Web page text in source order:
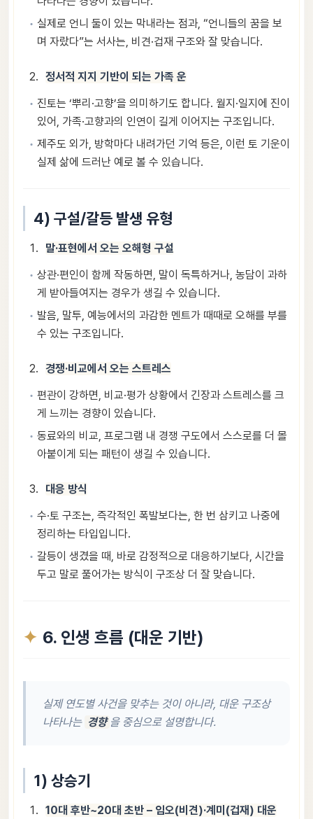
실제로 언니 둘이 있는 막내라는 점과, “언니들의 꿈을 보
며 자랐다”는 서사는, 비견·겁재 구조와 잘 맞습니다.
정서적 지지 기반이 되는 가족 운
진토는 ‘뿌리·고향’을 의미하기도 합니다. 월지·일지에 진이
있어, 가족·고향과의 인연이 길게 이어지는 구조입니다.
제주도 외가, 방학마다 내려가던 기억 등은, 이런 토 기운이
실제 삶에 드러난 예로 볼 수 있습니다.
4) 구설/갈등 발생 유형
말·표현에서 오는 오해형 구설
상관·편인이 함께 작동하면, 말이 독특하거나, 농담이 과하
게 받아들여지는 경우가 생길 수 있습니다.
발음, 말투, 예능에서의 과감한 멘트가 때때로 오해를 부를
수 있는 구조입니다.
경쟁·비교에서 오는 스트레스
편관이 강하면, 비교·평가 상황에서 긴장과 스트레스를 크
게 느끼는 경향이 있습니다.
동료와의 비교, 프로그램 내 경쟁 구도에서 스스로를 더 몰
아붙이게 되는 패턴이 생길 수 있습니다.
대응 방식
수·토 구조는, 즉각적인 폭발보다는, 한 번 삼키고 나중에
정리하는 타입입니다.
갈등이 생겼을 때, 바로 감정적으로 대응하기보다, 시간을
두고 말로 풀어가는 방식이 구조상 더 잘 맞습니다.
6. 인생 흐름 (대운 기반)
실제 연도별 사건을 맞추는 것이 아니라, 대운 구조상
나타나는 경향 을 중심으로 설명합니다.
1) 상승기
10대 후반~20대 초반 – 임오(비견)·계미(겁재) 대운